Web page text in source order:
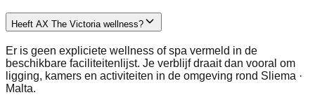
Heeft AX The Victoria wellness?
Er is geen expliciete wellness of spa vermeld in de
beschikbare faciliteitenlijst. Je verblijf draait dan vooral om
ligging, kamers en activiteiten in de omgeving rond Sliema ·
Malta.